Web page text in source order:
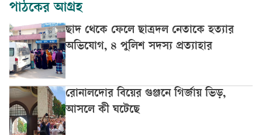
পাঠকের আগ্রহ
ছাদ থেকে ফেলে ছাত্রদল নেতাকে হত্যার
অভিযোগ, ৪ পুলিশ সদস্য প্রত্যাহার
রোনালদোর বিয়ের গুঞ্জনে গির্জায় ভিড়,
আসলে কী ঘটেছে